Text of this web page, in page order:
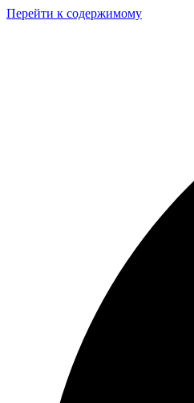
Перейти к содержимому